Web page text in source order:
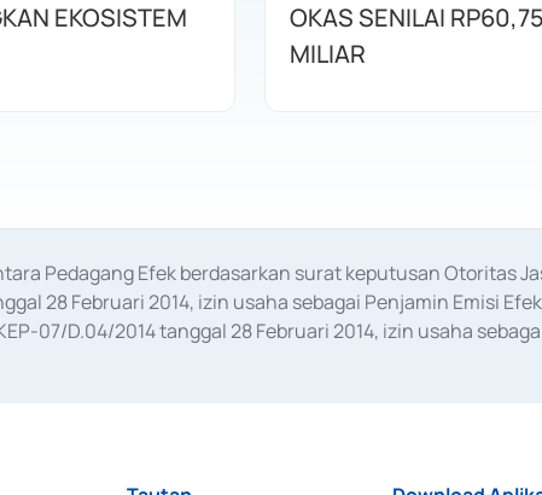
EKOSISTEM
OKAS SENILAI RP60,75
MILIAR
Pedagang Efek berdasarkan surat keputusan Otoritas
28 Februari 2014, izin usaha sebagai Penjamin Emisi
07/D.04/2014 tanggal 28 Februari 2014, izin usaha